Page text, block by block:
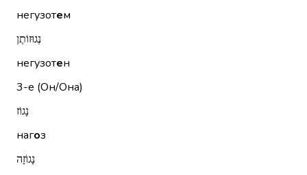
негузотем
נְגוּזוֹתֶן
негузотен
3-е (Он/Она)
נָגוֹז
нагоз
נָגוֹזָה